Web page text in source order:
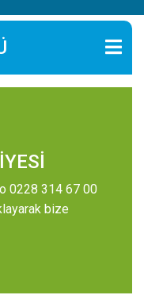
0228 314 67 00
bize